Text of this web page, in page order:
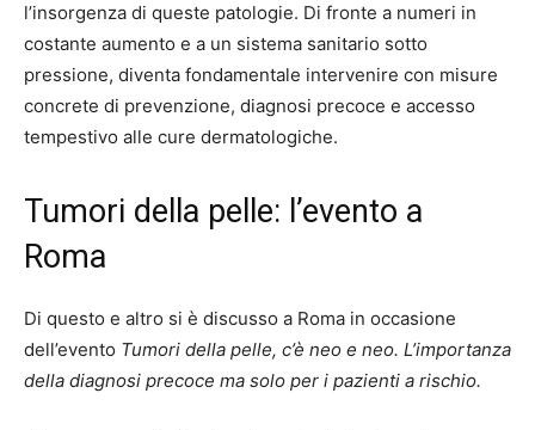
l’insorgenza di queste patologie. Di fronte a numeri in
costante aumento e a un sistema sanitario sotto
pressione, diventa fondamentale intervenire con misure
concrete di prevenzione, diagnosi precoce e accesso
tempestivo alle cure dermatologiche.
Tumori della pelle: l’evento a
Roma
Di questo e altro si è discusso a Roma in occasione
dell’evento Tumori della pelle, c’è neo e neo. L’importanza
della diagnosi precoce ma solo per i pazienti a rischio.